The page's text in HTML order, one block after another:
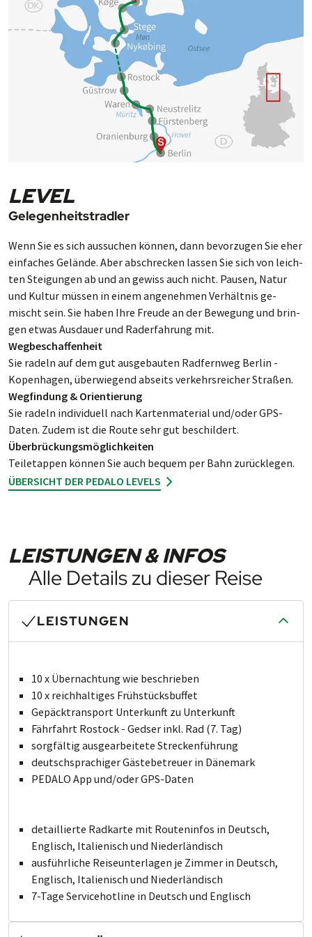
abschließenden Abend im Tivoli Garden.
LEVEL
Gelegenheitstradler
Wenn Sie es sich aus­su­chen können, dann be­vor­zu­gen Sie eher
ein­fa­ches Ge­lände. Aber ab­schre­cken las­sen Sie sich von leich­
ten Stei­gun­gen ab und an ge­wiss auch nicht. Pausen, Na­tur
und Kul­tur müs­sen in einem an­ge­neh­men Ver­hält­nis ge­
mischt sein. Sie ha­ben Ihre Freude an der Be­we­gung und brin­
gen etwas Aus­dau­er und Rad­er­fah­rung mit.
Wegbeschaffenheit
Sie radeln auf dem gut aus­ge­­bau­­ten Rad­fern­­weg Ber­lin -
Kopen­­ha­gen, über­­wie­gend ab­­seits ver­­kehrs­­rei­cher Straßen.
Wegfindung & Orientierung
Sie rad­eln indi­vi­duell nach Kar­ten­ma­ter­ial und/oder GPS-
Daten. Zu­dem ist die Route sehr gut be­schil­dert.
Über­brück­ungs­mög­lich­keiten
Teiletappen kön­nen Sie auch be­quem per Bahn zurück­legen.
ÜBERSICHT DER PEDALO LEVELS
LEISTUNGEN & INFOS
Alle Details zu dieser Reise
LEISTUNGEN
10 x Übernachtung wie beschrieben
10 x reichhaltiges Frühstücksbuffet
Gepäcktransport Un­ter­kunft zu Un­ter­kunft
Fährfahrt Rostock - Gedser inkl. Rad (7. Tag)
sorgfältig aus­ge­ar­bei­te­te Stre­cken­führung
deutschsprachiger Gästebetreuer in Dänemark
PEDALO App und/oder GPS-Daten
detaillierte Radkarte mit Routeninfos in Deutsch,
Englisch, Italienisch und Niederländisch
ausführliche Rei­se­un­ter­la­gen je Zimmer in Deutsch,
Englisch, Italienisch und Niederländisch
7-Tage Servicehotline in Deutsch und Englisch